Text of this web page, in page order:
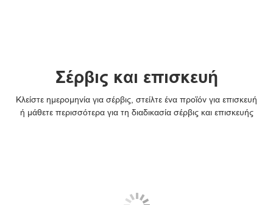
Σέρβις και επισκευή
Κλείστε ημερομηνία για σέρβις, στείλτε ένα προϊόν για επισκευή
ή μάθετε περισσότερα για τη διαδικασία σέρβις και επισκευής